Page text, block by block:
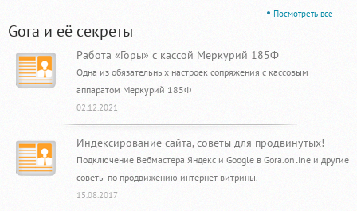
Посмотреть все
Gora и её секреты
Работа «Горы» с кассой Меркурий 185Ф
Одна из обязательных настроек сопряжения с кассовым
аппаратом Меркурий 185Ф
02.12.2021
Индексирование сайта, советы для продвинутых!
Подключение Вебмастера Яндекс и Google в Gora.online и другие
советы по продвижению интернет-витрины.
15.08.2017